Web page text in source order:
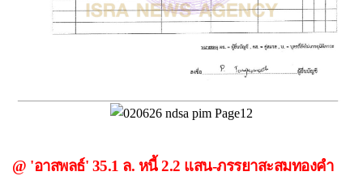
@ 'อาสพลธ์' 35.1 ล. หนี้ 2.2 แสน-ภรรยาสะสมทองคำ